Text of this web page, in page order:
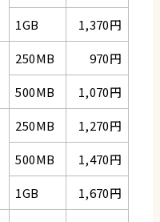
1GB
1,370円
250MB
970円
500MB
1,070円
250MB
1,270円
500MB
1,470円
1GB
1,670円